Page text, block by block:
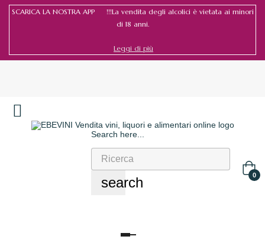
SCARICA LA NOSTRA APP !!!La vendita degli alcolici è vietata ai minori
di 18 anni.
Leggi di più
Search here...
search 0
navigazione